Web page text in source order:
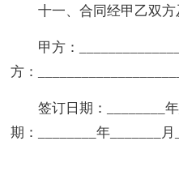
十一、合同经甲乙双方
甲方：
方：
签订日期：________年
期：________年_______月